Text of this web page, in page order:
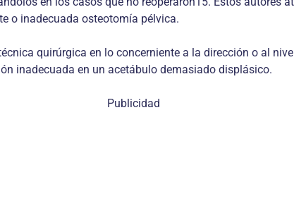
o inadecuada osteotomía pélvica.
quirúrgica en lo concerniente a la dirección o al
inadecuada en un acetábulo demasiado displásico.
Publicidad